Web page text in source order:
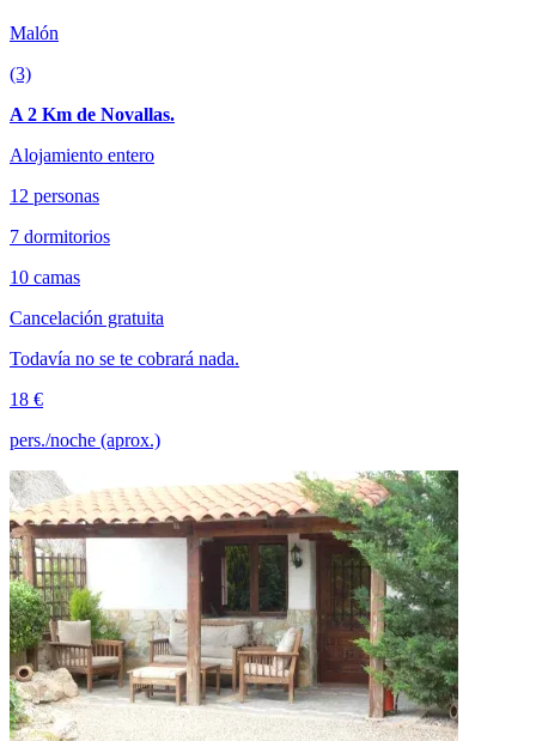
Malón
(3)
A 2 Km de Novallas.
Alojamiento entero
12 personas
7 dormitorios
10 camas
Cancelación gratuita
Todavía no se te cobrará nada.
18 €
pers./noche (aprox.)